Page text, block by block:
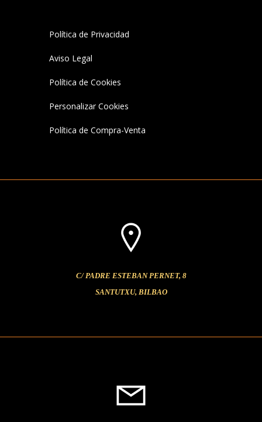
Política de Privacidad
Aviso Legal
Política de Cookies
Personalizar Cookies
Política de Compra-Venta
C/ PADRE ESTEBAN PERNET, 8
SANTUTXU, BILBAO